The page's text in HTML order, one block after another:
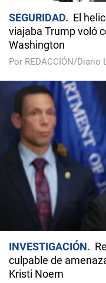
SEGURIDAD
El
viajaba Trump voló
Washington
Por REDACCIÓN/Diario
INVESTIGACIÓN
culpable de
Kristi Noem